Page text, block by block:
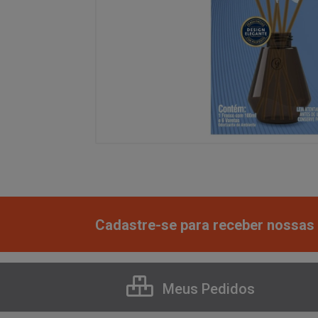
Cadastre-se para receber
Meus Pedidos